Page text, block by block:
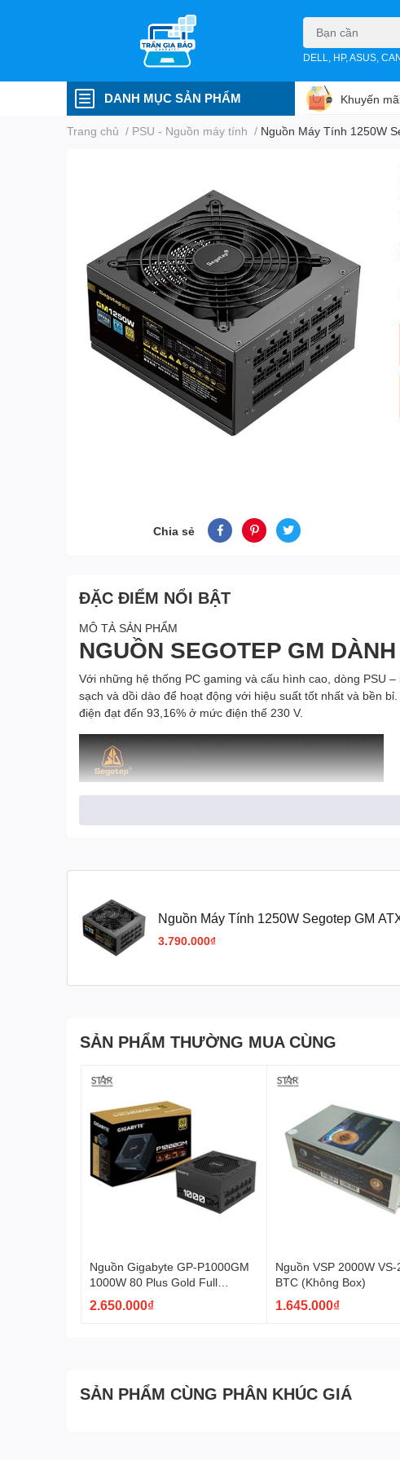
DELL, HP, ASUS,
DANH MỤC SẢN PHẨM Khuyến
Trang chủ / PSU - Nguồn máy tính / Nguồn Máy Tính 1250W
Chia sẻ
ĐẶC ĐIỂM NỔI BẬT
MÔ TẢ SẢN PHẨM
NGUỒN SEGOTEP GM
Với những hệ thống PC gaming và cấu hình cao, dòng PSU
sạch và dồi dào để hoạt động với hiệu suất tốt nhất và bền
điện đạt đến 93,16% ở mức điện thế 230 V.
Dòng nguồn máy tính Segotep GM này hoàn toàn đủ sức
1.240 W với phiên bản GM1250.\
Nguồn Máy Tính 1250W Segotep GM
5.0 (Đen)
3.790.000₫
SẢN PHẨM THƯỜNG MUA CÙNG
Nguồn Gigabyte GP-P1000GM
1000W 80 Plus Gold Full
Modular
2.650.000₫
Nguồn VSP 2000W VS-
BTC (Không Box)
1.645.000₫
SẢN PHẨM CÙNG PHÂN KHÚC GIÁ